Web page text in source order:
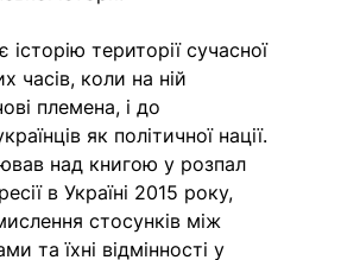
історію території сучасної
часів, коли на ній
племена, і до
як політичної нації.
над книгою у розпал
в Україні 2015 року,
стосунків між
та їхні відмінності у